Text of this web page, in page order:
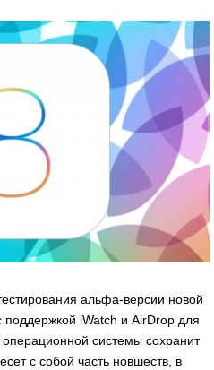
альфа-версии новой
iWatch и AirDrop для
системы сохранит
с собой часть новшеств, в